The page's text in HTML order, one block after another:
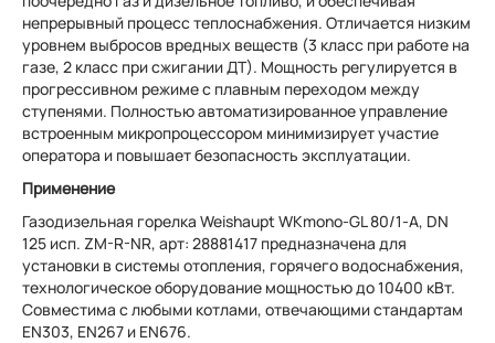
непрерывный процесс теплоснабжения. Отличается низким
уровнем выбросов вредных веществ (3 класс при работе на
газе, 2 класс при сжигании ДТ). Мощность регулируется в
прогрессивном режиме с плавным переходом между
ступенями. Полностью автоматизированное управление
встроенным микропроцессором минимизирует участие
оператора и повышает безопасность эксплуатации.
Применение
Газодизельная горелка Weishaupt WKmono-GL 80/1-A, DN
125 исп. ZM-R-NR, арт: 28881417 предназначена для
установки в системы отопления, горячего водоснабжения,
технологическое оборудование мощностью до 10400 кВт.
Совместима с любыми котлами, отвечающими стандартам
EN303, EN267 и EN676.